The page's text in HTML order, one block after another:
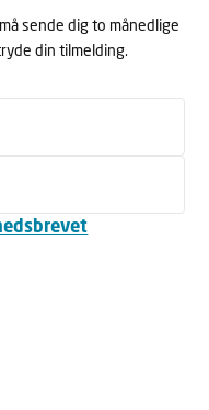
sende dig to månedlige
din tilmelding.